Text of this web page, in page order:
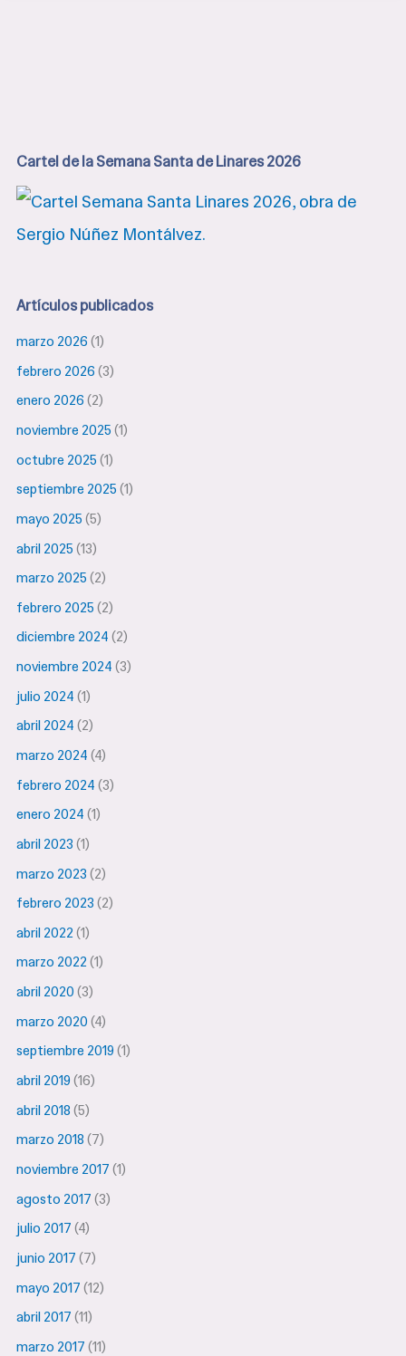
de
la
Oración
Cartel de la Semana Santa de Linares 2026
Artículos publicados
marzo 2026 (1)
febrero 2026 (3)
enero 2026 (2)
noviembre 2025 (1)
octubre 2025 (1)
septiembre 2025 (1)
mayo 2025 (5)
abril 2025 (13)
marzo 2025 (2)
febrero 2025 (2)
diciembre 2024 (2)
noviembre 2024 (3)
julio 2024 (1)
abril 2024 (2)
marzo 2024 (4)
febrero 2024 (3)
enero 2024 (1)
abril 2023 (1)
marzo 2023 (2)
febrero 2023 (2)
abril 2022 (1)
marzo 2022 (1)
abril 2020 (3)
marzo 2020 (4)
septiembre 2019 (1)
abril 2019 (16)
abril 2018 (5)
marzo 2018 (7)
noviembre 2017 (1)
agosto 2017 (3)
julio 2017 (4)
junio 2017 (7)
mayo 2017 (12)
abril 2017 (11)
marzo 2017 (11)